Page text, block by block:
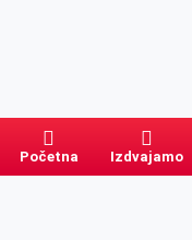
Početna Izdvajamo